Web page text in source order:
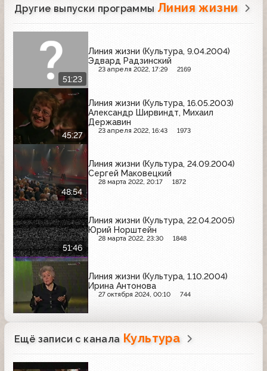
Другие выпуски программы Линия жизни
51:23
Линия жизни (Культура, 9.04.2004)
Эдвард Радзинский
23 апреля 2022, 17:29 2169
45:27
Линия жизни (Культура, 16.05.2003)
Александр Ширвиндт, Михаил
Державин
23 апреля 2022, 16:43 1973
48:54
Линия жизни (Культура, 24.09.2004)
Сергей Маковецкий
28 марта 2022, 20:17 1872
51:46
Линия жизни (Культура, 22.04.2005)
Юрий Норштейн
28 марта 2022, 23:30 1848
Линия жизни (Культура, 1.10.2004)
Ирина Антонова
27 октября 2024, 00:10 744
Ещё записи с канала Культура